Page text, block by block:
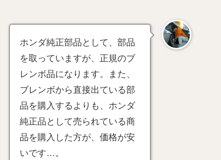
ホンダ純正部品として、部品
を取っていますが、正規のブ
レンボ品になります。また、
ブレンボから直接出ている部
品を購入するよりも、ホンダ
純正品として売られている商
品を購入した方が、価格が安
いです…。